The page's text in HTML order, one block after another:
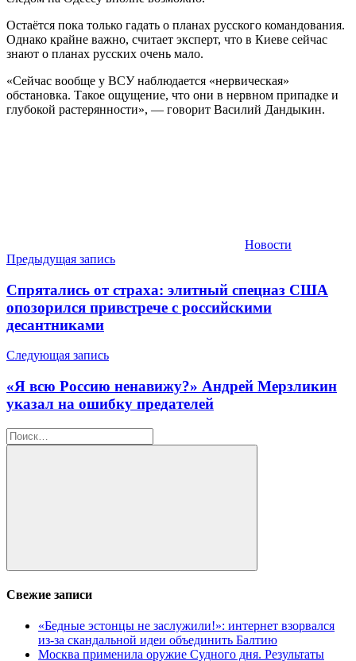
Остаётся пока только гадать о планах русского командования.
Однако крайне важно, считает эксперт, что в Киеве сейчас
знают о планах русских очень мало.
«Сейчас вообще у ВСУ наблюдается «нервическая»
обстановка. Такое ощущение, что они в нервном припадке и
глубокой растерянности», — говорит Василий Дандыкин.
Новости
Навигация
по
записям
Предыдущая запись
Спрятались от страха: элитный спецназ США
опозорился привстрече с российскими
десантниками
Следующая запись
«Я всю Россию ненавижу?» Андрей Мерзликин
указал на ошибку предателей
Найти:
Поиск
Свежие записи
«Бедные эстонцы не заслужили!»: интернет взорвался
из-за скандальной идеи объединить Балтию
Москва применила оружие Судного дня. Результаты